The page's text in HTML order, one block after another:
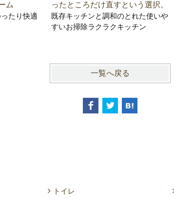
ム
たり快適
ったところだけ直すという選択。
既存キッチンと調和のとれた使いや
すいお掃除ラクラクキッチン
一覧へ戻る
トイレ